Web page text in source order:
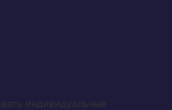
индивидуальные